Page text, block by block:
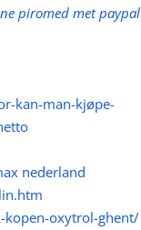
piromed met paypal
kan-man-kjøpe-
nederland
oxytrol-ghent/